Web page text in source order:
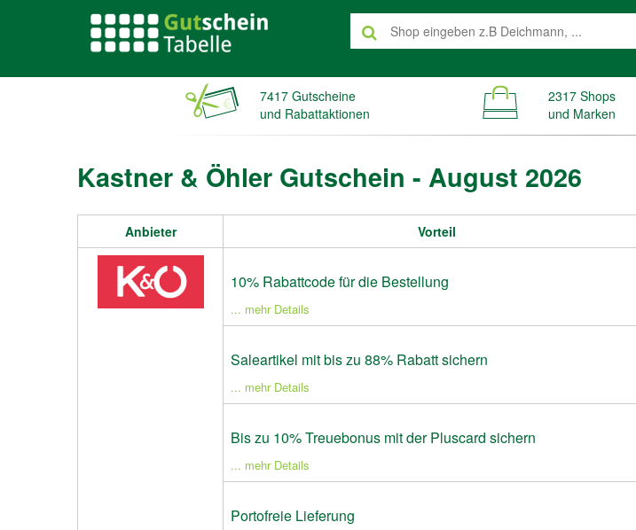
7417 Gutscheine
und Rabattaktionen
2317 Shops
und Marken
Kastner & Öhler Gutschein - August 2026
Anbieter Vorteil
10% Rabattcode für die Bestellung
... mehr Details
Saleartikel mit bis zu 88% Rabatt sichern
... mehr Details
Bis zu 10% Treuebonus mit der Pluscard sichern
... mehr Details
Portofreie Lieferung